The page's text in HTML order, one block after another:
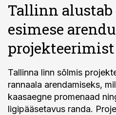
Tallinn
esimese
projekteerimist
Tallinna linn sõlmis
rannaala arendamiseks,
kaasaegne promenaad
ligipääsetavus randa.